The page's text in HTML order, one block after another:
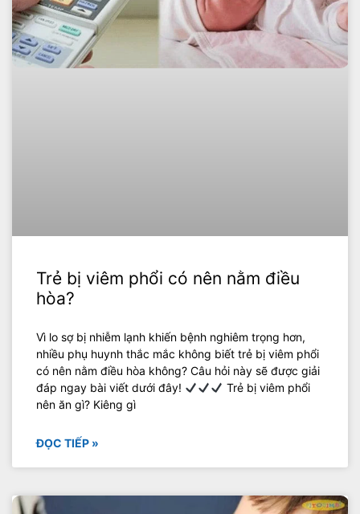
Trẻ bị viêm phổi có nên nằm điều
hòa?
Vì lo sợ bị nhiễm lạnh khiến bệnh nghiêm trọng hơn,
nhiều phụ huynh thắc mắc không biết trẻ bị viêm phổi
có nên nằm điều hòa không? Câu hỏi này sẽ được giải
đáp ngay bài viết dưới đây!
Trẻ bị viêm phổi
nên ăn gì? Kiêng gì
ĐỌC TIẾP »